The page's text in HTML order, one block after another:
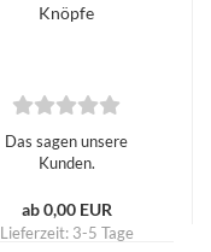
Knöpfe
Das sagen unsere
Kunden.
ab 0,00 EUR
Lieferzeit: 3-5 Tage